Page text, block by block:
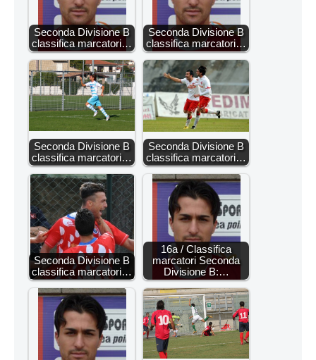
Seconda Divisione B
classifica marcatori…
Seconda Divisione B
classifica marcatori…
Seconda Divisione B
classifica marcatori…
Seconda Divisione B
classifica marcatori…
Seconda Divisione B
classifica marcatori…
16a / Classifica
marcatori Seconda
Divisione B:…